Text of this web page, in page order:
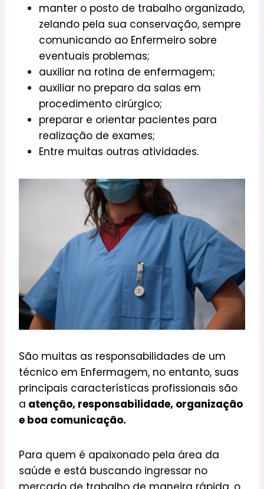
manter o posto de trabalho organizado,
zelando pela sua conservação, sempre
comunicando ao Enfermeiro sobre
eventuais problemas;
auxiliar na rotina de enfermagem;
auxiliar no preparo da salas em
procedimento cirúrgico;
preparar e orientar pacientes para
realização de exames;
Entre muitas outras atividades.
São muitas as responsabilidades de um
técnico em Enfermagem, no entanto, suas
principais características profissionais são
a atenção, responsabilidade, organização
e boa comunicação.
Para quem é apaixonado pela área da
saúde e está buscando ingressar no